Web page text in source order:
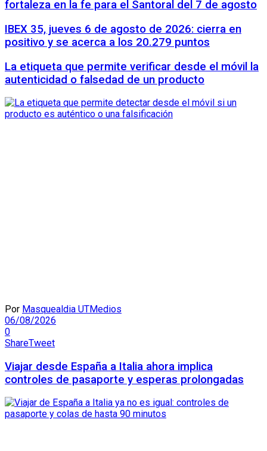
fortaleza en la fe para el Santoral del 7 de agosto
IBEX 35, jueves 6 de agosto de 2026: cierra en
positivo y se acerca a los 20.279 puntos
La etiqueta que permite verificar desde el móvil la
autenticidad o falsedad de un producto
Por Masquealdia UTMedios
06/08/2026
0
ShareTweet
Viajar desde España a Italia ahora implica
controles de pasaporte y esperas prolongadas